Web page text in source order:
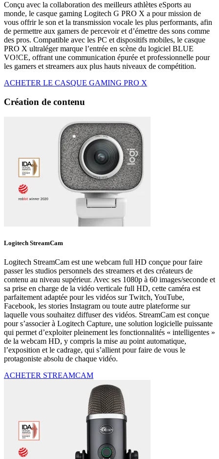
Conçu avec la collaboration des meilleurs athlètes eSports au
monde, le casque gaming Logitech G PRO X a pour mission de
vous offrir le son et la transmission vocale les plus performants, afin
de permettre aux gamers de percevoir et d’émettre des sons comme
des pros. Compatible avec les PC et dispositifs mobiles, le casque
PRO X ultraléger marque l’entrée en scène du logiciel BLUE
VO!CE, offrant une communication épurée et professionnelle pour
les gamers et streamers aux plus hauts niveaux de compétition.
ACHETER LE CASQUE GAMING PRO X
Création de contenu
Logitech StreamCam
Logitech StreamCam est une webcam full HD conçue pour faire
passer les studios personnels des streamers et des créateurs de
contenu au niveau supérieur. Avec ses 1080p à 60 images/seconde et
sa prise en charge de la vidéo verticale full HD, cette caméra est
parfaitement adaptée pour les vidéos sur Twitch, YouTube,
Facebook, les stories Instagram ou toute autre plateforme sur
laquelle vous souhaitez diffuser des vidéos. StreamCam est conçue
pour s’associer à Logitech Capture, une solution logicielle puissante
qui permet d’exploiter pleinement les fonctionnalités « intelligentes »
de la webcam HD, y compris la mise au point automatique,
l’exposition et le cadrage, qui s’allient pour faire de vous le
protagoniste absolu de chaque vidéo.
ACHETER STREAMCAM